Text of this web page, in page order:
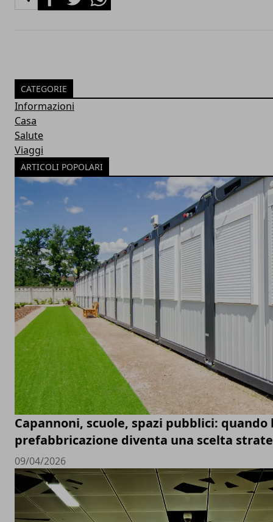
CATEGORIE
Informazioni
Casa
Salute
Viaggi
ARTICOLI POPOLARI
Capannoni, scuole, spazi pubblici: quando
prefabbricazione diventa una scelta
09/04/2026